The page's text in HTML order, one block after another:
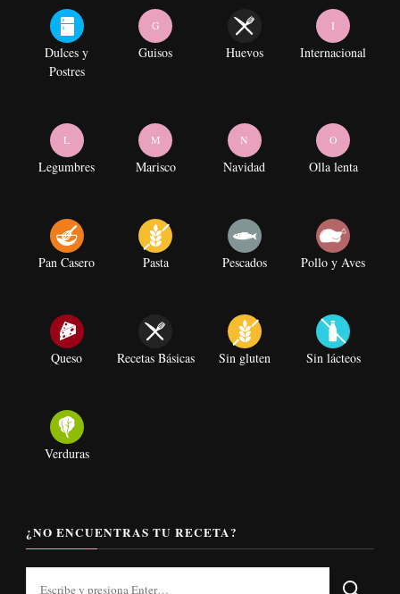
Dulces y
Postres
G
Guisos Huevos
I
Internacional
L
Legumbres
M
Marisco
N
Navidad
O
Olla lenta
Pan Casero Pasta Pescados Pollo y Aves
Queso Recetas Básicas Sin gluten Sin lácteos
Verduras
¿NO ENCUENTRAS TU RECETA?